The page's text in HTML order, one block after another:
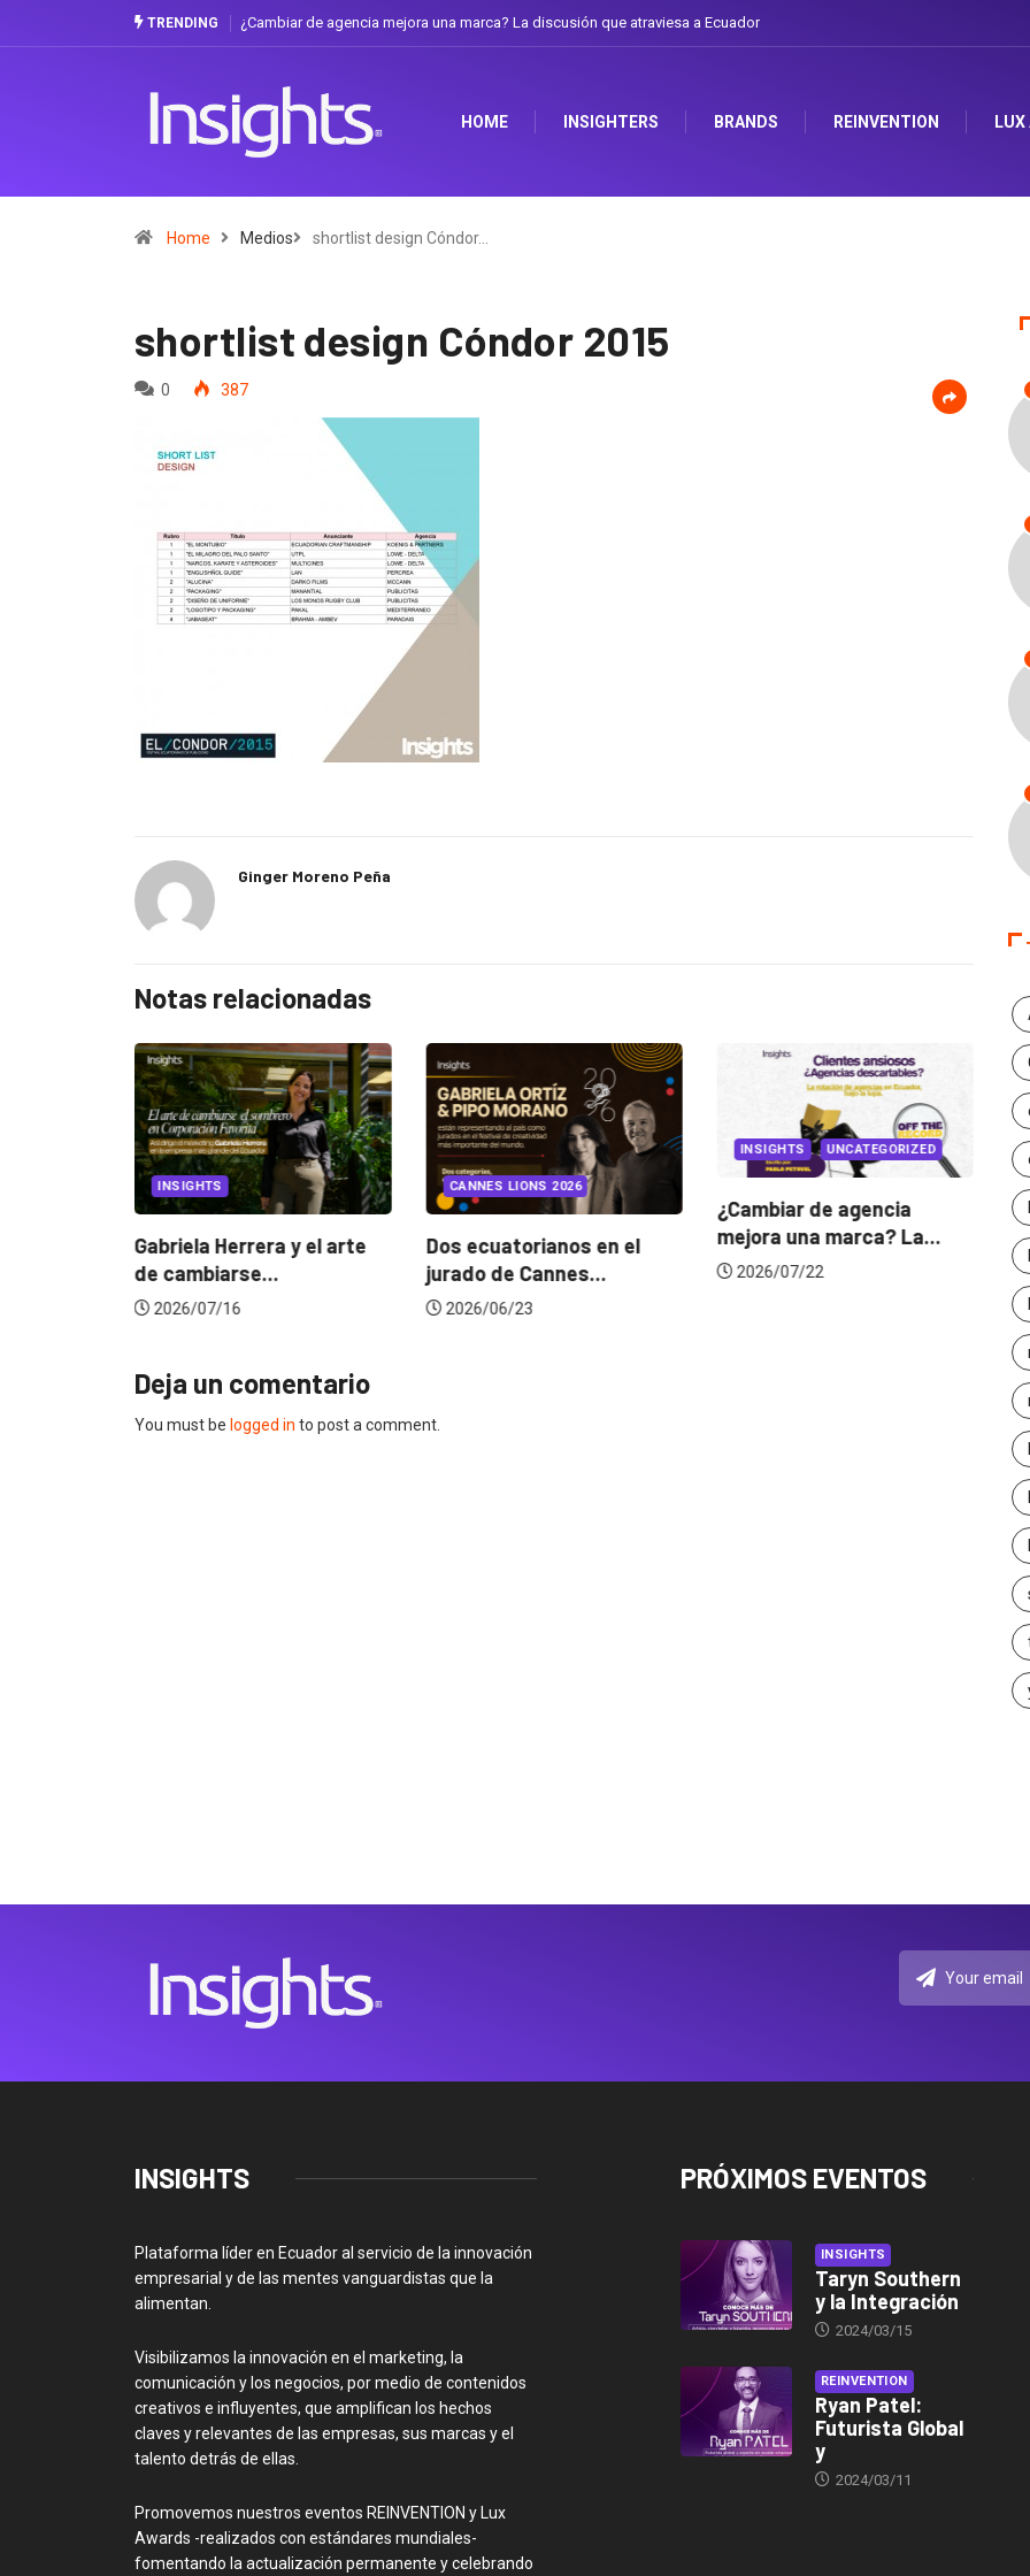
TRENDING ¿Cambiar de agencia mejora una marca? La discusión que atraviesa a Ecuador
HOME INSIGHTERS BRANDS REINVENTION LUX
Home Medios shortlist design Cóndor…
shortlist design Cóndor 2015
0 387
Ginger Moreno Peña
Notas relacionadas
INSIGHTS
Gabriela Herrera y el arte
de cambiarse...
2026/07/16
CANNES LIONS 2026
Dos ecuatorianos en el
jurado de Cannes...
2026/06/23
INSIGHTS UNCATEGORIZED
¿Cambiar de agencia
mejora una marca? La...
2026/07/22
Deja un comentario
You must be logged in to post a comment.
INSIGHTS
Plataforma líder en Ecuador al servicio de la innovación
empresarial y de las mentes vanguardistas que la
alimentan.
Visibilizamos la innovación en el marketing, la
comunicación y los negocios, por medio de contenidos
creativos e influyentes, que amplifican los hechos
claves y relevantes de las empresas, sus marcas y el
talento detrás de ellas.
Promovemos nuestros eventos REINVENTION y Lux
Awards -realizados con estándares mundiales-
fomentando la actualización permanente y celebrando
PRÓXIMOS EVENTOS
INSIGHTS
Taryn Southern
y la Integración
2024/03/15
REINVENTION
Ryan Patel:
Futurista Global
y
2024/03/11